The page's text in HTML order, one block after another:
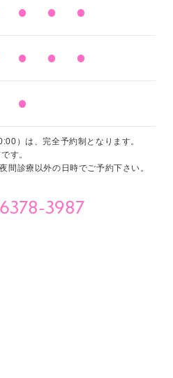
）は、完全予約制となります。
す。
間診療以外の日時でご予約下さい。
3987